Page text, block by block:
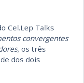
Cel.Lep Talks
convergentes
, os três
dos dois